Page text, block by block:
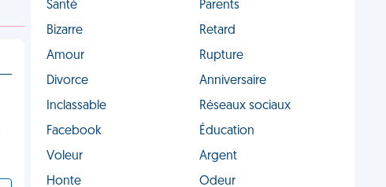
Santé
Parents
Bizarre
Retard
Amour
Rupture
Divorce
Anniversaire
Inclassable
Réseaux sociaux
Facebook
Éducation
Voleur
Argent
Honte
Odeur